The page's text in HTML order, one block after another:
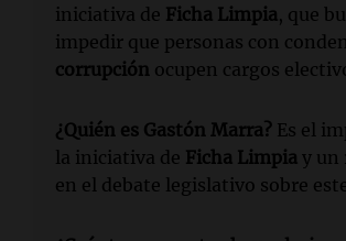
iniciativa de Ficha Limpia, que
impedir que personas con
corrupción ocupen cargos
¿Quién es Gastón Marra? Es el
la iniciativa de Ficha Limpia y un
en el debate legislativo sobre